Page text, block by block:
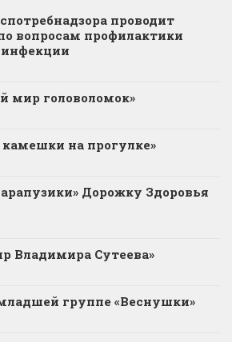
проводит
вопросам профилактики
мир головоломок»
на прогулке»
Дорожку Здоровья
Владимира Сутеева»
группе «Веснушки»